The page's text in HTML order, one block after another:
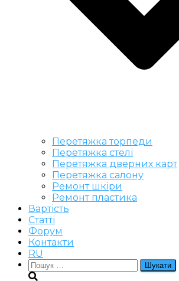
Перетяжка торпеди
Перетяжка стелі
Перетяжка дверних карт
Перетяжка салону
Ремонт шкіри
Ремонт пластика
Вартість
Статті
Форум
Контакти
RU
Пошук: